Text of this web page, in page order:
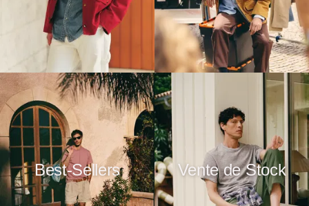
Best-Sellers Vente de Stock